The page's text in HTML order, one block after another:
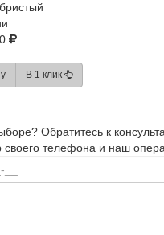
В 1 клик
Обратитесь к
своего телефона и наш